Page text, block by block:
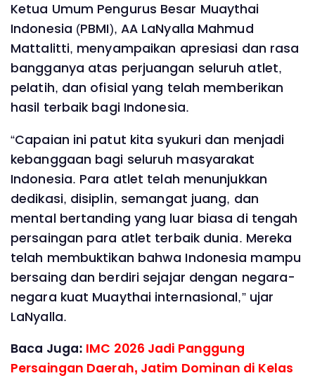
Ketua Umum Pengurus Besar Muaythai
Indonesia (PBMI), AA LaNyalla Mahmud
Mattalitti, menyampaikan apresiasi dan rasa
bangganya atas perjuangan seluruh atlet,
pelatih, dan ofisial yang telah memberikan
hasil terbaik bagi Indonesia.
“Capaian ini patut kita syukuri dan menjadi
kebanggaan bagi seluruh masyarakat
Indonesia. Para atlet telah menunjukkan
dedikasi, disiplin, semangat juang, dan
mental bertanding yang luar biasa di tengah
persaingan para atlet terbaik dunia. Mereka
telah membuktikan bahwa Indonesia mampu
bersaing dan berdiri sejajar dengan negara-
negara kuat Muaythai internasional,” ujar
LaNyalla.
Baca Juga: ‎IMC 2026 Jadi Panggung
Persaingan Daerah, Jatim Dominan di Kelas